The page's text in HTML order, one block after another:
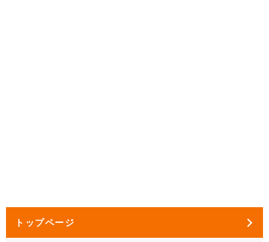
トップページ